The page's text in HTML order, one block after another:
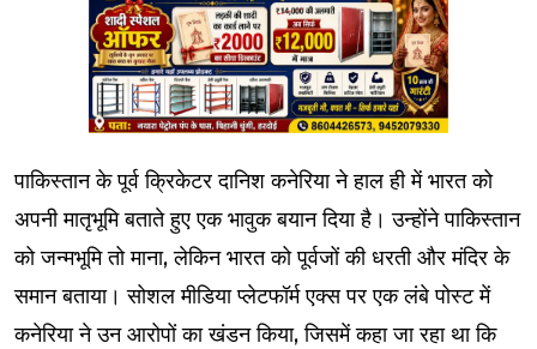
पाकिस्तान के पूर्व क्रिकेटर दानिश कनेरिया ने हाल ही में भारत को
अपनी मातृभूमि बताते हुए एक भावुक बयान दिया है। उन्होंने पाकिस्तान
को जन्मभूमि तो माना, लेकिन भारत को पूर्वजों की धरती और मंदिर के
समान बताया। सोशल मीडिया प्लेटफॉर्म एक्स पर एक लंबे पोस्ट में
कनेरिया ने उन आरोपों का खंडन किया, जिसमें कहा जा रहा था कि